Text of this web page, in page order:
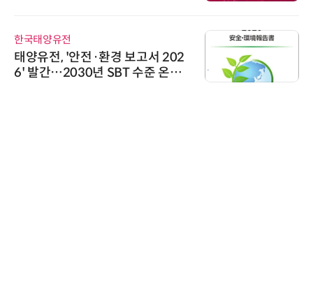
한국태양유전
태양유전, '안전·환경 보고서 202
6' 발간…2030년 SBT 수준 온실